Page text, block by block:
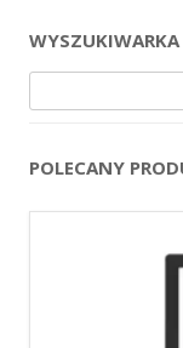
WYSZUKIWARKA
POLECANY